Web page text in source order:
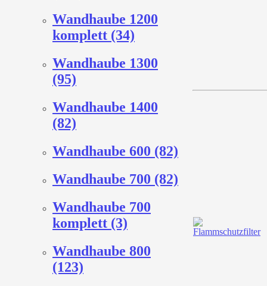
Wandhaube 1200
komplett (34)
Wandhaube 1300
(95)
Wandhaube 1400
(82)
Wandhaube 600 (82)
Wandhaube 700 (82)
Wandhaube 700
komplett (3)
Wandhaube 800
(123)